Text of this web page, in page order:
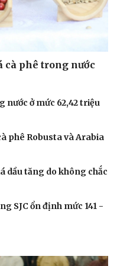
cà phê trong nước
nước ở mức 62,42 triệu
phê Robusta và Arabia
dầu tăng do không chắc
SJC ổn định mức 141 -